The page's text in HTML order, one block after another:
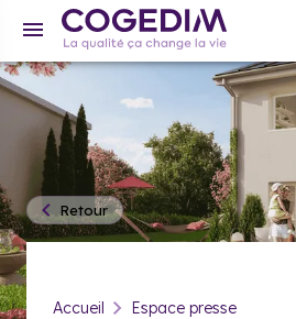
Accueil
Espace presse
Retour